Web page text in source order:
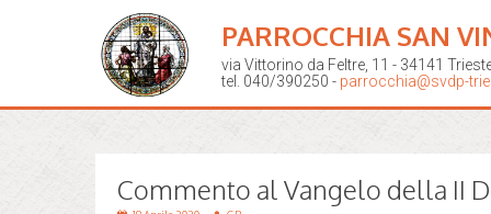
PARROCCHIA SAN
via Vittorino da Feltre, 11 - 34141
tel. 040/390250 - parrocchia@svdp-
Commento al Vangelo della II